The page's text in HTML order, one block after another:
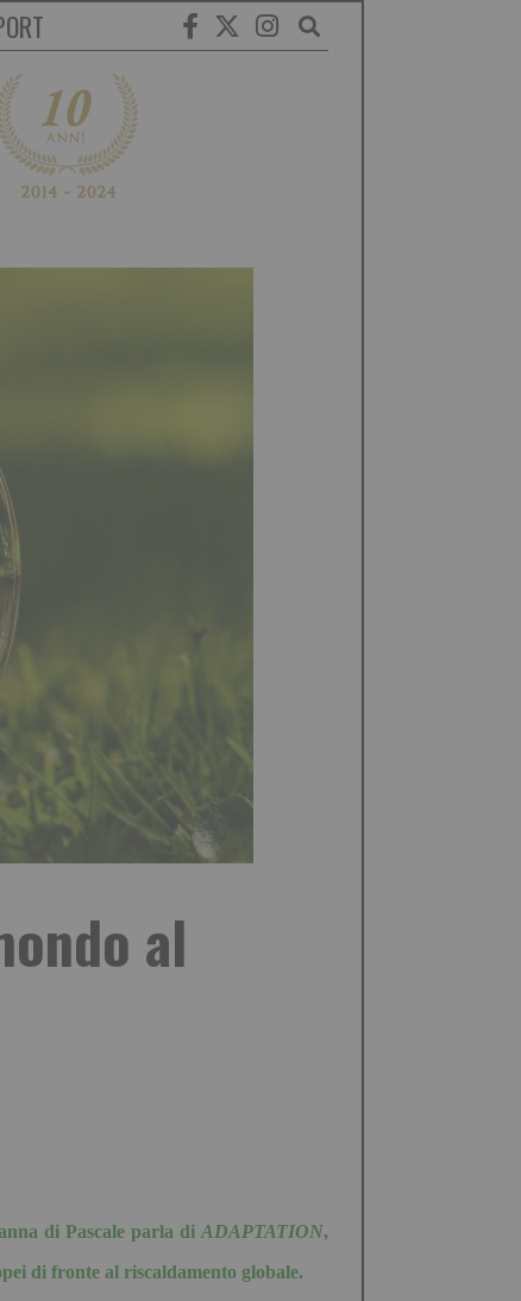
al
di Pascale parla di ADAPTATION,
di fronte al riscaldamento globale.